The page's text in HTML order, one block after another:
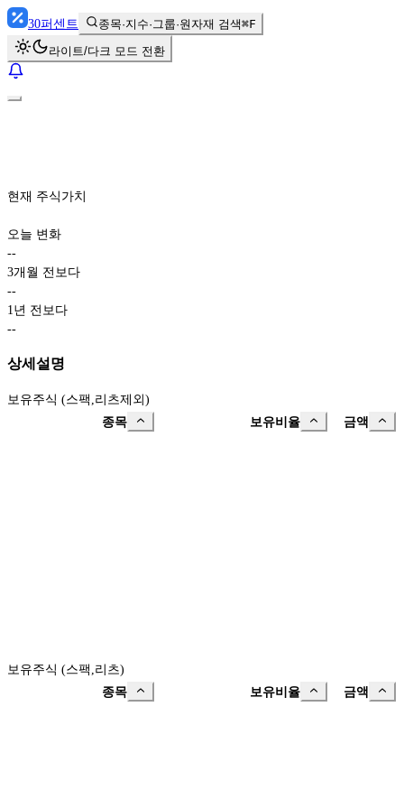
30퍼센트 종목·지수·그룹·원자재 검색⌘F
라이트/다크 모드 전환
현재 주식가치
오늘 변화
--
3개월 전보다
--
1년 전보다
--
상세설명
보유주식 (스팩,리츠제외)
종목
보유비율 금액
보유주식 (스팩,리츠)
종목
보유비율 금액